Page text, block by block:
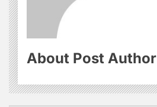
About Post Author